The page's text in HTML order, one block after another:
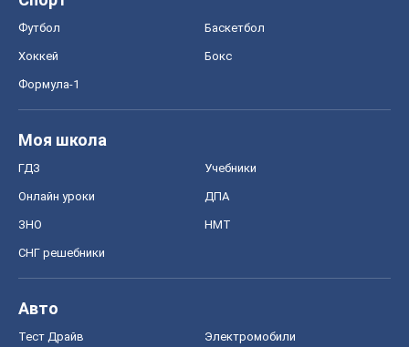
Футбол Баскетбол
Хоккей Бокс
Формула-1
Моя школа
ГДЗ Учебники
Онлайн уроки ДПА
ЗНО НМТ
СНГ решебники
Авто
Тест Драйв Электромобили